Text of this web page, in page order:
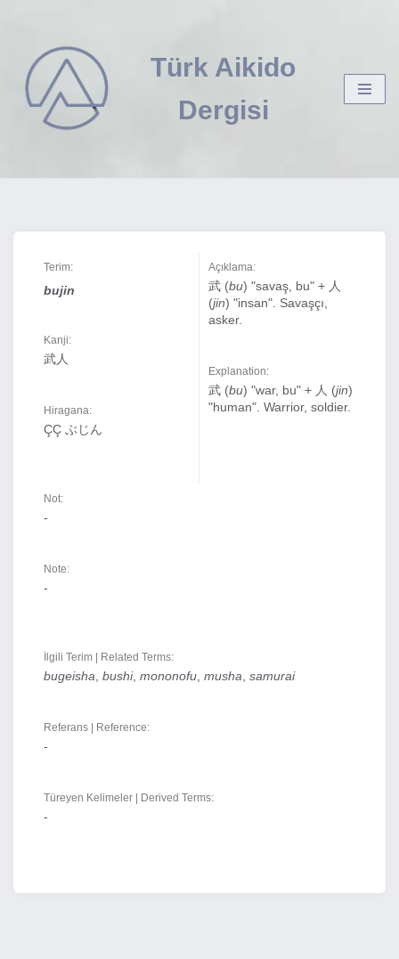
İçeriğe
geç
Türk Aikido
Dergisi
Terim:
bujin
Kanji:
武人
Hiragana:
ÇÇ ぶじん
Açıklama:
武 (bu) "savaş, bu" + 人
(jin) "insan". Savaşçı,
asker.
Explanation:
武 (bu) "war, bu" + 人 (jin)
"human". Warrior, soldier.
Not:
-
Note:
-
İlgili Terim | Related Terms:
bugeisha bushi, mononofu musha samurai
Referans | Reference:
-
Türeyen Kelimeler | Derived Terms:
-